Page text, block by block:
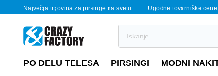
Največja trgovina za pirsinge na svetu Ugodne tovarniške cene
PO DELU TELESA PIRSINGI MODNI